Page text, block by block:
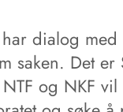
dialog
saken. Det
NTF og NKF